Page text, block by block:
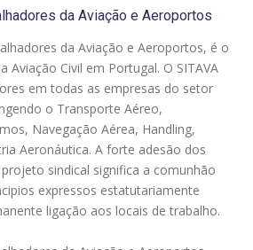
da Aviação e Aeroportos
da Aviação e Aeroportos, é o
Aviação Civil em Portugal. O SITAVA
em todas as empresas do setor
o Transporte Aéreo,
Navegação Aérea, Handling,
Aeronáutica. A forte adesão dos
sindical significa a comunhão
expressos estatutariamente
ligação aos locais de trabalho.